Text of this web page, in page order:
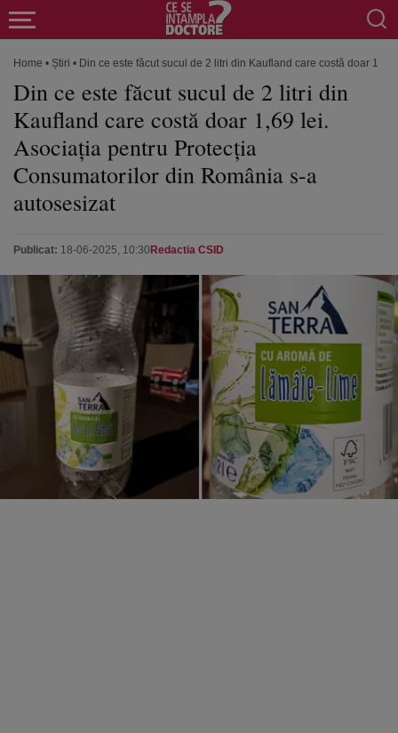
Home • Știri • Din ce este făcut sucul de 2 litri din Kaufland care costă doar
Din ce este făcut sucul de 2 litri din
Kaufland care costă doar 1,69 lei.
Asociația pentru Protecția
Consumatorilor din România s-a
autosesizat
Publicat: 18-06-2025, 10:30 Redactia CSID